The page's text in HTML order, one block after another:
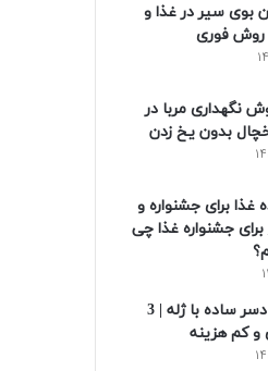
بوی سیر در غذا و
نگهداری مربا در
بدون یخ زدن
برای جشنواره و
جشنواره غذا چی
طرز تهیه دسر ساده با ژله | 3
و کم هزینه